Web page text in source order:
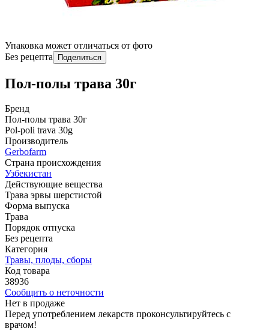
Упаковка может отличаться от фото
Без рецепта
Поделиться
Пол-полы трава 30г
Бренд
Пол-полы трава 30г
Pol-poli trava 30g
Производитель
Gerbofarm
Страна происхождения
Узбекистан
Действующие вещества
Трава эрвы шерстистой
Форма выпуска
Трава
Порядок отпуска
Без рецепта
Категория
Травы, плоды, сборы
Код товара
38936
Сообщить о неточности
Нет в продаже
Перед употреблением лекарств проконсультируйтесь с
врачом!